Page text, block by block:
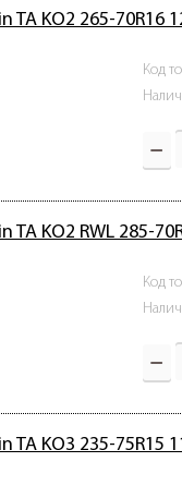
TA KO2 265-70R16
Код
TA KO2 RWL 285-
Код
TA KO3 235-75R15